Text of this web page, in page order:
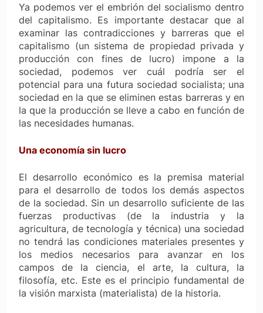
Ya podemos ver el embrión del socialismo dentro
del capitalismo. Es importante destacar que al
examinar las contradicciones y barreras que el
capitalismo (un sistema de propiedad privada y
producción con fines de lucro) impone a la
sociedad, podemos ver cuál podría ser el
potencial para una futura sociedad socialista; una
sociedad en la que se eliminen estas barreras y en
la que la producción se lleve a cabo en función de
las necesidades humanas.
Una economía sin lucro
El desarrollo económico es la premisa material
para el desarrollo de todos los demás aspectos
de la sociedad. Sin un desarrollo suficiente de las
fuerzas productivas (de la industria y la
agricultura, de tecnología y técnica) una sociedad
no tendrá las condiciones materiales presentes y
los medios necesarios para avanzar en los
campos de la ciencia, el arte, la cultura, la
filosofía, etc. Este es el principio fundamental de
la visión marxista (materialista) de la historia.